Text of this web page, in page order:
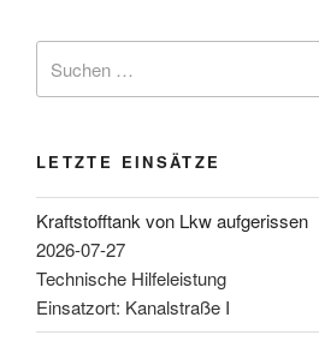
LETZTE EINSÄTZE
Kraftstofftank von Lkw aufgerissen
2026-07-27
Technische Hilfeleistung
Einsatzort: Kanalstraße I